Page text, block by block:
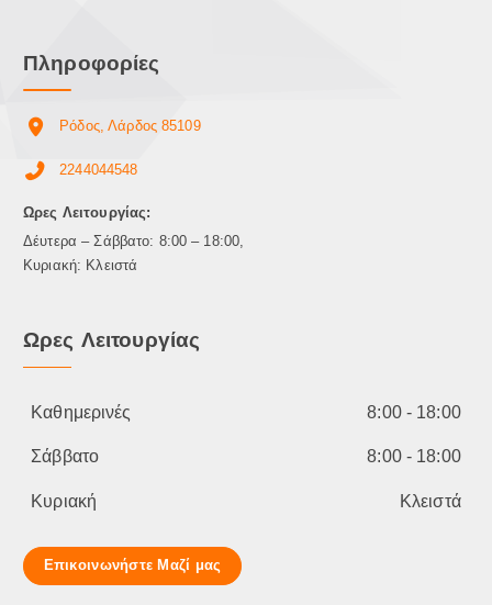
Πληροφορίες
Ρόδος, Λάρδος 85109
2244044548
Ωρες Λειτουργίας:
Δέυτερα – Σάββατο: 8:00 – 18:00,
Κυριακή: Κλειστά
Ωρες Λειτουργίας
Καθημερινές 8:00 - 18:00
Σάββατο 8:00 - 18:00
Κυριακή Κλειστά
Επικοινωνήστε Μαζί μας